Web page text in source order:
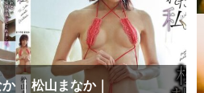
｜松山まなか｜